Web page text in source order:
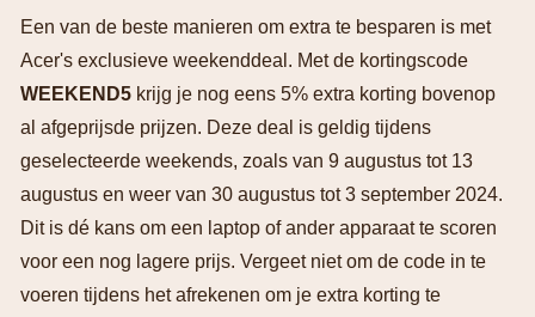
Een van de beste manieren om extra te besparen is met
Acer's exclusieve weekenddeal. Met de kortingscode
WEEKEND5 krijg je nog eens 5% extra korting bovenop
al afgeprijsde prijzen. Deze deal is geldig tijdens
geselecteerde weekends, zoals van 9 augustus tot 13
augustus en weer van 30 augustus tot 3 september 2024.
Dit is dé kans om een laptop of ander apparaat te scoren
voor een nog lagere prijs. Vergeet niet om de code in te
voeren tijdens het afrekenen om je extra korting te